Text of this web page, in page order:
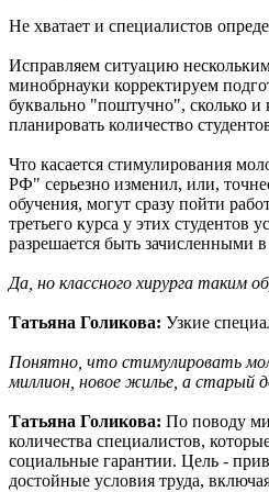
Не хватает и специалистов
Исправляем ситуацию
минобрнауки корректируем
буквально "поштучно", сколько и
планировать количество
Что касается стимулирования
РФ" серьезно изменил, или,
обучения, могут сразу пойти
третьего курса у этих студентов
разрешается быть зачисленными
Да, но классного хирурга таким
Татьяна Голикова: Узкие
Понятно, что стимулировать
миллион, новое жилье, а старый
Татьяна Голикова: По поводу
количества специалистов,
социальные гарантии. Цель -
достойные условия труда,